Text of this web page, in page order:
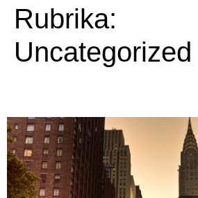
Rubrika:
Uncategorized